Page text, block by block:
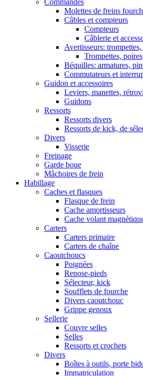
Commandes
Molettes de freins
Câbles et compteurs
Compteurs
Câblerie et
Avertisseurs:
Trompettes,
Béquilles: armatures,
Commutateurs et
Guidon et accessoires
Leviers, manettes,
Guidons
Ressorts
Ressorts divers
Ressorts de kick, de
Divers
Visserie
Freinage
Garde boue
Mâchoires de frein
Habillage
Caches et flasques
Flasque de frein
Cache amortisseurs
Cache volant
Carters
Carters primaire
Carters de chaîne
Caoutchoucs
Poignées
Repose-pieds
Sélecteur, kick
Soufflets de fourche
Divers caoutchouc
Grippe genoux
Sellerie
Couvre selles
Selles
Ressorts et crochets
Divers
Boîtes à outils, porte
Immatriculation